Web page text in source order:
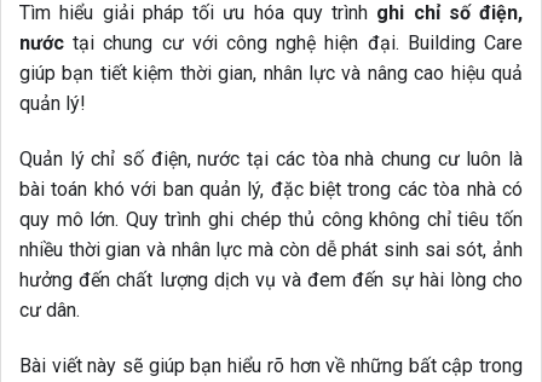
Tìm hiểu giải pháp tối ưu hóa quy trình ghi chỉ số điện,
nước tại chung cư với công nghệ hiện đại. Building Care
giúp bạn tiết kiệm thời gian, nhân lực và nâng cao hiệu quả
quản lý!
Quản lý chỉ số điện, nước tại các tòa nhà chung cư luôn là
bài toán khó với ban quản lý, đặc biệt trong các tòa nhà có
quy mô lớn. Quy trình ghi chép thủ công không chỉ tiêu tốn
nhiều thời gian và nhân lực mà còn dễ phát sinh sai sót, ảnh
hưởng đến chất lượng dịch vụ và đem đến sự hài lòng cho
cư dân.
Bài viết này sẽ giúp bạn hiểu rõ hơn về những bất cập trong